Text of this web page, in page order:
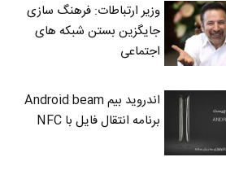
وزیر ارتباطات: فرهنگ سازی
جایگزین بستن شبکه های
اجتماعی
اندروید بیم Android beam
برنامه انتقال فایل با NFC